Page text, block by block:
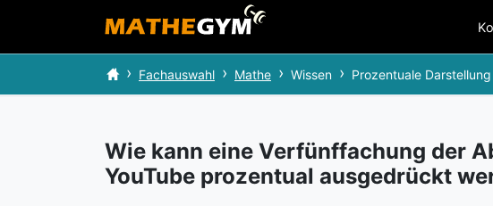
Fachauswahl Mathe Wissen Prozentuale
Wie kann eine Verfünffachung der
YouTube prozentual ausgedrückt